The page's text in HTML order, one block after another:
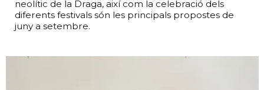
neolític de la Draga, així com la celebració dels
diferents festivals són les principals propostes de
juny a setembre.